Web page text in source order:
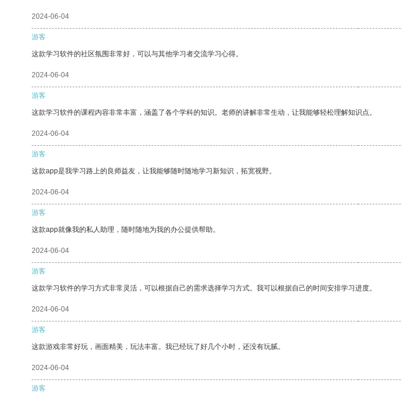
2024-06-04
游客
这款学习软件的社区氛围非常好，可以与其他学习者交流学习心得。
2024-06-04
游客
这款学习软件的课程内容非常丰富，涵盖了各个学科的知识。老师的讲解非常生动，让我能够轻松理解知识点。
2024-06-04
游客
这款app是我学习路上的良师益友，让我能够随时随地学习新知识，拓宽视野。
2024-06-04
游客
这款app就像我的私人助理，随时随地为我的办公提供帮助。
2024-06-04
游客
这款学习软件的学习方式非常灵活，可以根据自己的需求选择学习方式。我可以根据自己的时间安排学习进度。
2024-06-04
游客
这款游戏非常好玩，画面精美，玩法丰富。我已经玩了好几个小时，还没有玩腻。
2024-06-04
游客